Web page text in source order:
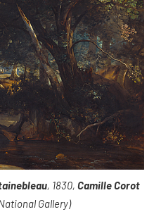
, 1830, Camille Corot
Gallery)